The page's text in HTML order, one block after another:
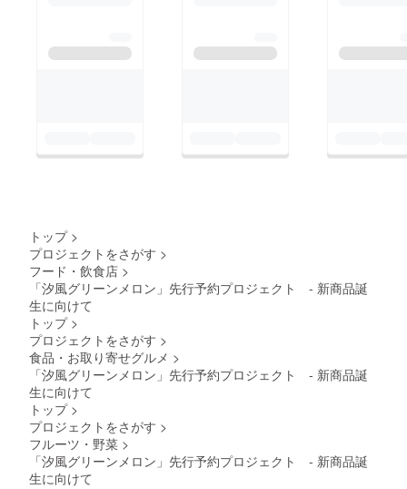
トップ >
プロジェクトをさがす >
フード・飲食店 >
「汐風グリーンメロン」先行予約プロジェクト - 新商品誕
生に向けて
トップ >
プロジェクトをさがす >
食品・お取り寄せグルメ >
「汐風グリーンメロン」先行予約プロジェクト - 新商品誕
生に向けて
トップ >
プロジェクトをさがす >
フルーツ・野菜 >
「汐風グリーンメロン」先行予約プロジェクト - 新商品誕
生に向けて